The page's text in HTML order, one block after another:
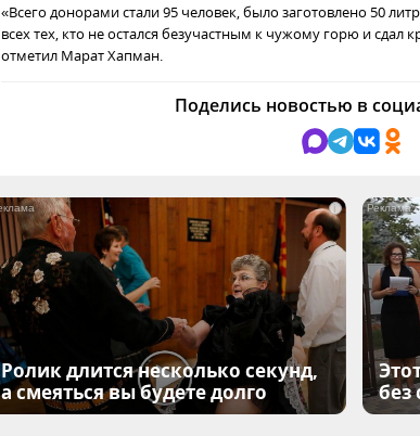
«Всего донорами стали 95 человек, было заготовлено 50
всех тех, кто не остался безучастным к чужому горю исдал
отметил Марат Хапман.
Поделись новостью в
i
Ролик длится несколько секунд,
а смеяться вы будете долго
без